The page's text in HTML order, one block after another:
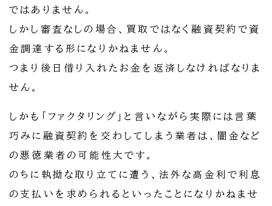
ではありません。
しかし審査なしの場合、買取ではなく融資契約で資
金調達する形になりかねません。
つまり後日借り入れたお金を返済しなければなりま
せん。
しかも「ファクタリング」と言いながら実際には言葉
巧みに融資契約を交わしてしまう業者は、闇金など
の悪徳業者の可能性大です。
のちに執拗な取り立てに遭う、法外な高金利で利息
の支払いを求められるといったことになりかねませ